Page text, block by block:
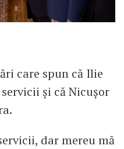
care spun că Ilie
și că Nicușor
dar mereu mă